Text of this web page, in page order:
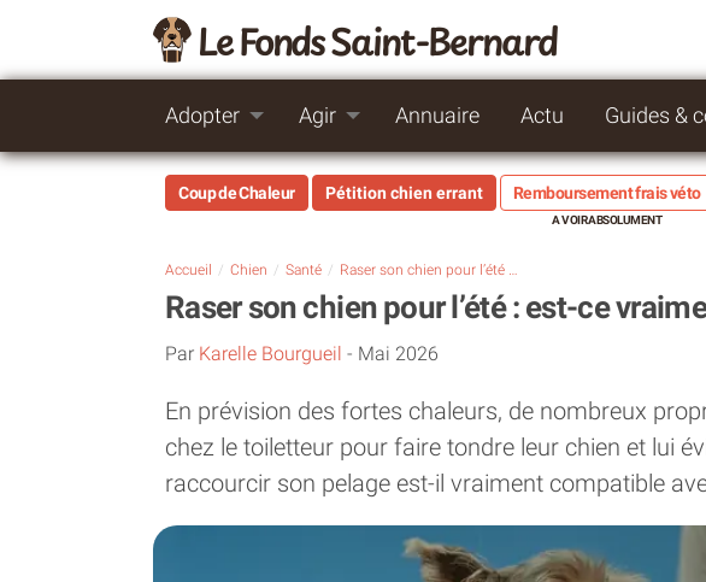
Le Fonds Saint-Bernard
Adopter Agir Annuaire Actu Guides &
Coup de Chaleur Pétition chien errant Remboursement frais véto
Accueil Chien Santé Raser son chien pour l’été : est-ce vraiment une bonne idée ?
Raser son chien pour l’été : est-ce
Par Karelle Bourgueil - Mai 2026
En prévision des fortes chaleurs, de nombreux
chez le toiletteur pour faire tondre leur chien et lui
raccourcir son pelage est-il vraiment compatible